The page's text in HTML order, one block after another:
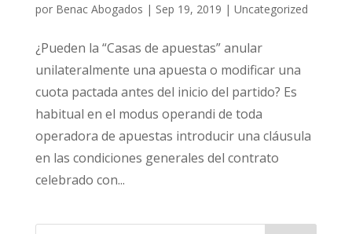
por Benac Abogados | Sep 19, 2019 | Uncategorized
¿Pueden la “Casas de apuestas” anular
unilateralmente una apuesta o modificar una
cuota pactada antes del inicio del partido? Es
habitual en el modus operandi de toda
operadora de apuestas introducir una cláusula
en las condiciones generales del contrato
celebrado con...